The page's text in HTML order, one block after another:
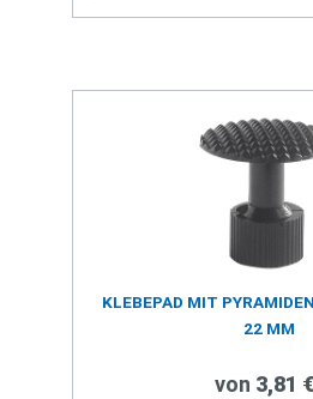
KLEBEPAD MIT
22 MM
von 3,81